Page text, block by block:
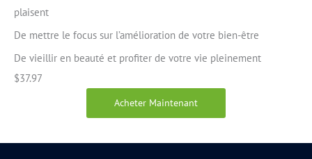
plaisent
De mettre le focus sur l’amélioration de votre bien-être
De vieillir en beauté et profiter de votre vie pleinement
$37.97
Acheter Maintenant